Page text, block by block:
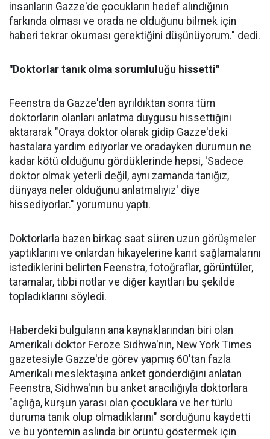
insanların Gazze'de çocukların hedef alındığının
farkında olması ve orada ne olduğunu bilmek için
haberi tekrar okuması gerektiğini düşünüyorum." dedi.
"Doktorlar tanık olma sorumluluğu hissetti"
Feenstra da Gazze'den ayrıldıktan sonra tüm
doktorların olanları anlatma duygusu hissettiğini
aktararak "Oraya doktor olarak gidip Gazze'deki
hastalara yardım ediyorlar ve oradayken durumun ne
kadar kötü olduğunu gördüklerinde hepsi, 'Sadece
doktor olmak yeterli değil, aynı zamanda tanığız,
dünyaya neler olduğunu anlatmalıyız' diye
hissediyorlar." yorumunu yaptı.
Doktorlarla bazen birkaç saat süren uzun görüşmeler
yaptıklarını ve onlardan hikayelerine kanıt sağlamalarını
istediklerini belirten Feenstra, fotoğraflar, görüntüler,
taramalar, tıbbi notlar ve diğer kayıtları bu şekilde
topladıklarını söyledi.
Haberdeki bulguların ana kaynaklarından biri olan
Amerikalı doktor Feroze Sidhwa'nın, New York Times
gazetesiyle Gazze'de görev yapmış 60'tan fazla
Amerikalı meslektaşına anket gönderdiğini anlatan
Feenstra, Sidhwa'nın bu anket aracılığıyla doktorlara
"açlığa, kurşun yarası olan çocuklara ve her türlü
duruma tanık olup olmadıklarını" sorduğunu kaydetti
ve bu yöntemin aslında bir örüntü göstermek için